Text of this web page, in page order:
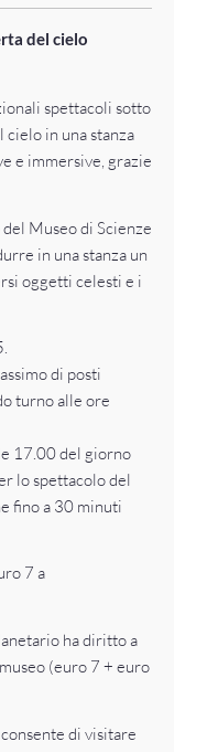
del cielo
spettacoli sotto
cielo in una stanza
e immersive, grazie
Museo di Scienze
in una stanza un
oggetti celesti e i
di posti
turno alle ore
17.00 del giorno
lo spettacolo del
fino a 30 minuti
7 a
ha diritto a
(euro 7 + euro
di visitare